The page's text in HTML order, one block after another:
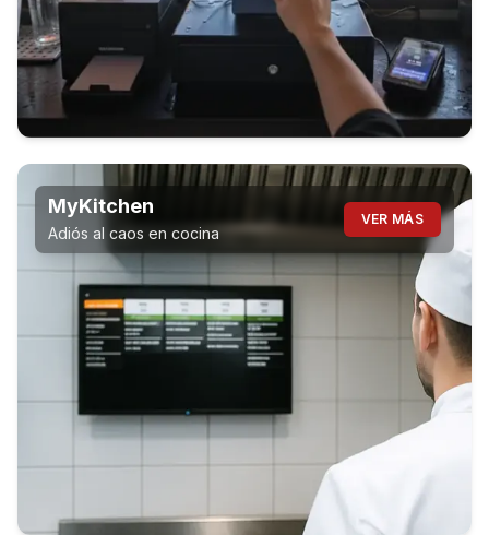
MyKitchen
Adiós al caos en cocina
VER MÁS